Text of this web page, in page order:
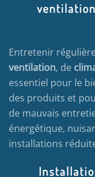
ventilation
Entretenir
ventilation, de
essentiel pour le
des produits et
de mauvais
énergétique,
installations